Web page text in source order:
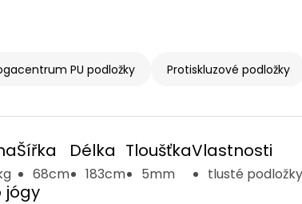
PU podložky Protiskluzové podložky
Šířka
68cm
Délka
183cm
Tloušťka
5mm
Vlastnosti
tlusté
jógy